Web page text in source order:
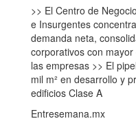
>> El Centro de
e Insurgentes
demanda neta,
corporativos con
las empresas >> El
mil m² en desarrollo y
edificios Clase A
Entresemana.mx